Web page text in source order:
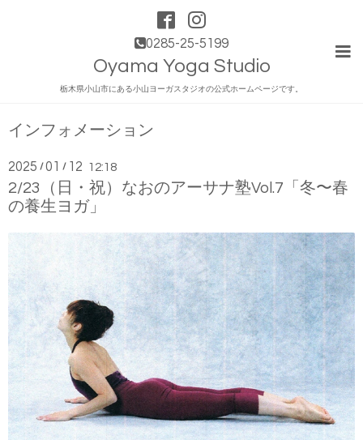
0285-25-5199
Oyama Yoga Studio
栃木県小山市にある小山ヨーガスタジオの公式ホームページです。
インフォメーション
2025 /01 / 12 12:18
2/23（日・祝）なおのアーサナ塾Vol.7「冬〜春
の養生ヨガ」